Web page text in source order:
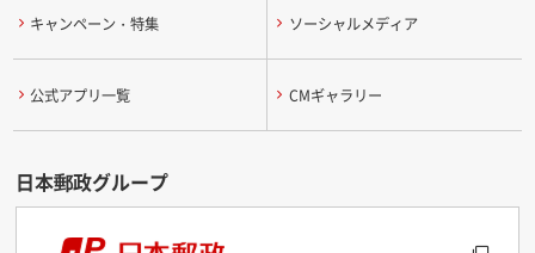
キャンペーン・特集 ソーシャルメディア
公式アプリ一覧 CMギャラリー